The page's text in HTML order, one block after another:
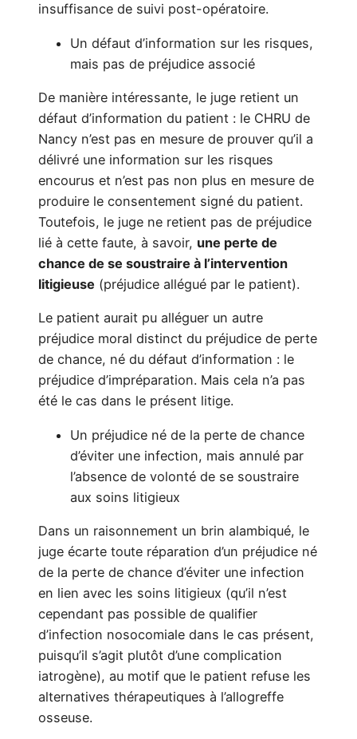
insuffisance de suivi post-opératoire.
Un défaut d’information sur les risques,
mais pas de préjudice associé
De manière intéressante, le juge retient un
défaut d’information du patient : le CHRU de
Nancy n’est pas en mesure de prouver qu’il a
délivré une information sur les risques
encourus et n’est pas non plus en mesure de
produire le consentement signé du patient.
Toutefois, le juge ne retient pas de préjudice
lié à cette faute, à savoir, une perte de
chance de se soustraire à l’intervention
litigieuse (préjudice allégué par le patient).
Le patient aurait pu alléguer un autre
préjudice moral distinct du préjudice de perte
de chance, né du défaut d’information : le
préjudice d’impréparation. Mais cela n’a pas
été le cas dans le présent litige.
Un préjudice né de la perte de chance
d’éviter une infection, mais annulé par
l’absence de volonté de se soustraire
aux soins litigieux
Dans un raisonnement un brin alambiqué, le
juge écarte toute réparation d’un préjudice né
de la perte de chance d’éviter une infection
en lien avec les soins litigieux (qu’il n’est
cependant pas possible de qualifier
d’infection nosocomiale dans le cas présent,
puisqu’il s’agit plutôt d’une complication
iatrogène), au motif que le patient refuse les
alternatives thérapeutiques à l’allogreffe
osseuse.